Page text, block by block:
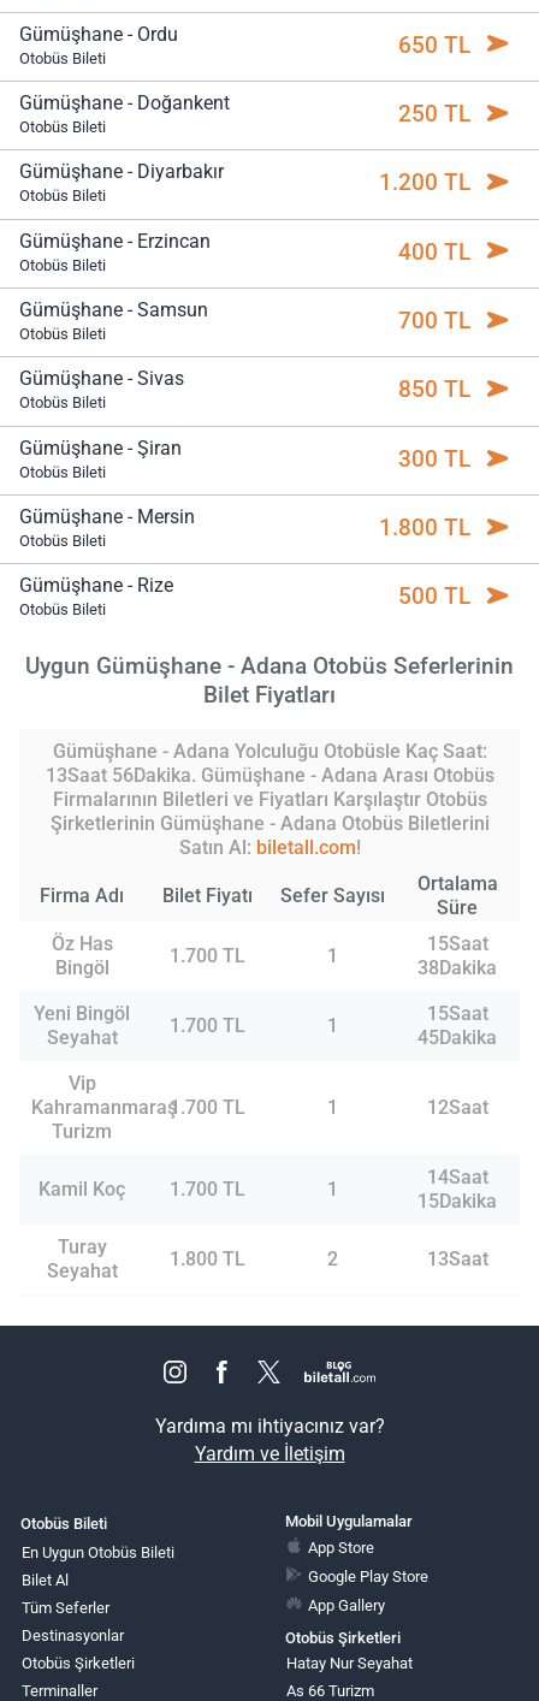
Gümüşhane - Ordu
Otobüs Bileti 650 TL
Gümüşhane - Doğankent
Otobüs Bileti 250 TL
Gümüşhane - Diyarbakır
Otobüs Bileti 1.200 TL
Gümüşhane - Erzincan
Otobüs Bileti 400 TL
Gümüşhane - Samsun
Otobüs Bileti 700 TL
Gümüşhane - Sivas
Otobüs Bileti 850 TL
Gümüşhane - Şiran
Otobüs Bileti 300 TL
Gümüşhane - Mersin
Otobüs Bileti 1.800 TL
Gümüşhane - Rize
Otobüs Bileti 500 TL
Uygun Gümüşhane - Adana Otobüs Seferlerinin
Bilet Fiyatları
Gümüşhane - Adana Yolculuğu Otobüsle Kaç Saat:
13Saat 56Dakika. Gümüşhane - Adana Arası Otobüs
Firmalarının Biletleri ve Fiyatları Karşılaştır Otobüs
Şirketlerinin Gümüşhane - Adana Otobüs Biletlerini
Satın Al: biletall.com!
Firma Adı Bilet Fiyatı Sefer Sayısı
Ortalama
Süre
Öz Has
Bingöl
1.700 TL 1
15Saat
38Dakika
Yeni Bingöl
Seyahat
1.700 TL 1
15Saat
45Dakika
Vip
Kahramanmaraş
Turizm
1.700 TL 1 12Saat
Kamil Koç 1.700 TL 1
14Saat
15Dakika
Turay
Seyahat
1.800 TL 2 13Saat
Yardıma mı ihtiyacınız var?
Yardım ve İletişim
Otobüs Bileti
En Uygun Otobüs Bileti
Bilet Al
Tüm Seferler
Destinasyonlar
Otobüs Şirketleri
Terminaller
Mobil Uygulamalar
App Store
Google Play Store
App Gallery
Otobüs Şirketleri
Hatay Nur Seyahat
As 66 Turizm